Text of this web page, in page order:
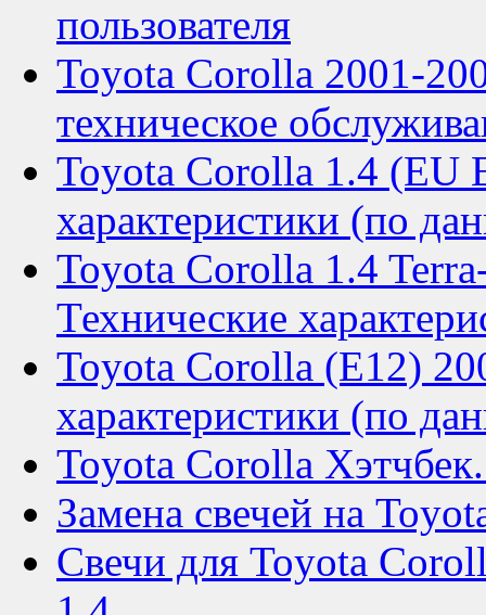
пользователя
Toyota Corolla 2001-
техническое
Toyota Corolla 1.4 (EU
характеристики (по
Toyota Corolla 1.4
Технические
Toyota Corolla (E12)
характеристики (по
Toyota Corolla
Замена свечей на
Свечи для Toyota